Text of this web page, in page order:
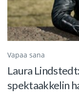
Vapaa sana
Laura
spektaakkelin